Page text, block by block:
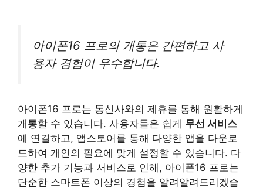
아이폰16 프로의 개통은 간편하고 사
용자 경험이 우수합니다.
아이폰16 프로는 통신사와의 제휴를 통해 원활하게
개통할 수 있습니다. 사용자들은 쉽게 무선 서비스
에 연결하고, 앱스토어를 통해 다양한 앱을 다운로
드하여 개인의 필요에 맞게 설정할 수 있습니다. 다
양한 추가 기능과 서비스로 인해, 아이폰16 프로는
단순한 스마트폰 이상의 경험을 알려알려드리겠습